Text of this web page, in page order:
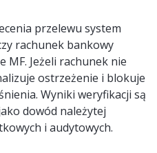
przelewu system
rachunek bankowy
MF. Jeżeli rachunek nie
ostrzeżenie i blokuje
Wyniki weryfikacji są
dowód należytej
i audytowych.